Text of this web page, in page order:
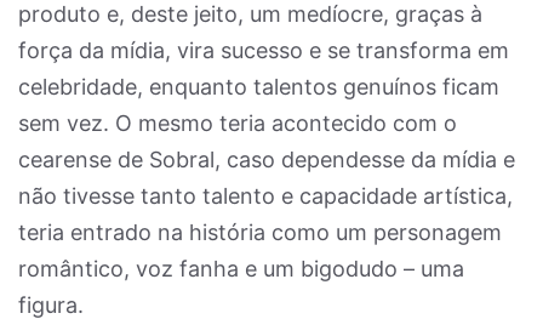
produto e, deste jeito, um medíocre, graças à
força da mídia, vira sucesso e se transforma em
celebridade, enquanto talentos genuínos ficam
sem vez. O mesmo teria acontecido com o
cearense de Sobral, caso dependesse da mídia e
não tivesse tanto talento e capacidade artística,
teria entrado na história como um personagem
romântico, voz fanha e um bigodudo – uma
figura.